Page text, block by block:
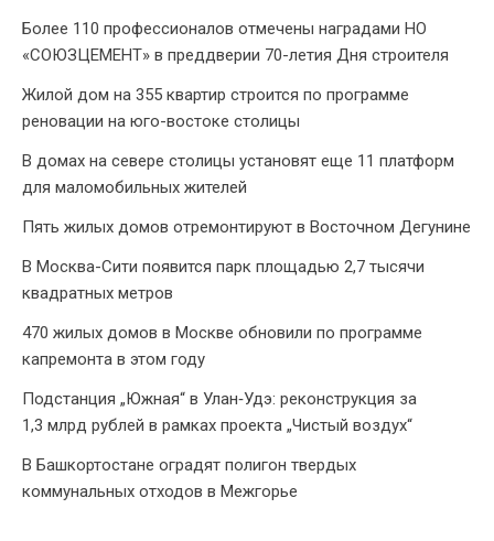
Более 110 профессионалов отмечены наградами НО
«СОЮЗЦЕМЕНТ» в преддверии 70-летия Дня строителя
Жилой дом на 355 квартир строится по программе
реновации на юго-востоке столицы
В домах на севере столицы установят еще 11 платформ
для маломобильных жителей
Пять жилых домов отремонтируют в Восточном Дегунине
В Москва-Сити появится парк площадью 2,7 тысячи
квадратных метров
470 жилых домов в Москве обновили по программе
капремонта в этом году
Подстанция „Южная“ в Улан‑Удэ: реконструкция за
1,3 млрд рублей в рамках проекта „Чистый воздух“
В Башкортостане оградят полигон твердых
коммунальных отходов в Межгорье